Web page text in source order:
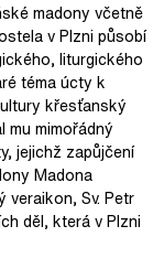
madony včetně
v Plzni působí
liturgického
téma úcty k
křesťanský
mimořádný
jejichž zapůjčení
Madona
Sv. Petr
děl, která v Plzni